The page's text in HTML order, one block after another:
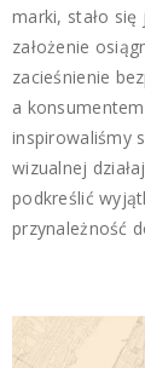
marki, stało
założenie
zacieśnienie
a
inspirowaliśmy
wizualnej
podkreślić
przynależność